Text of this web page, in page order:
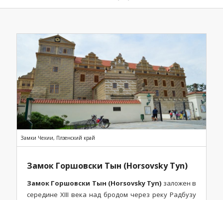
Замки Чехии, Плзенский край
Замок Горшовски Тын (Horsovsky Tyn)
Замок Горшовски Тын (Horsovsky Tyn) заложен в
середине XIII века над бродом через реку Радбузу